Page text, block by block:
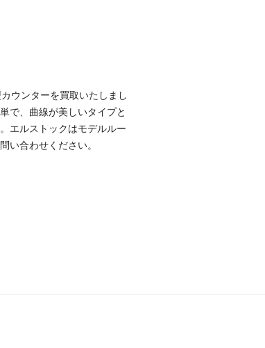
ウンターを買取いたしまし
で、曲線が美しいタイプと
エルストックはモデルルー
い合わせください。